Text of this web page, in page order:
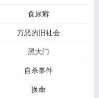
食尿癖
万恶的旧社会
黑大门
自杀事件
换命